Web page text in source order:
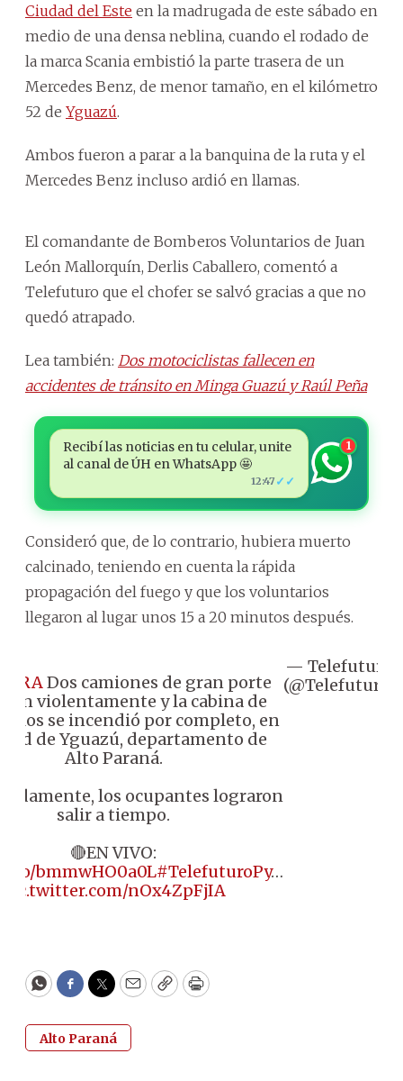
Ciudad del Este en la madrugada de este sábado en
medio de una densa neblina, cuando el rodado de
la marca Scania embistió la parte trasera de un
Mercedes Benz, de menor tamaño, en el kilómetro
52 de Yguazú.
Ambos fueron a parar a la banquina de la ruta y el
Mercedes Benz incluso ardió en llamas.
El comandante de Bomberos Voluntarios de Juan
León Mallorquín, Derlis Caballero, comentó a
Telefuturo que el chofer se salvó gracias a que no
quedó atrapado.
Lea también: Dos motociclistas fallecen en
accidentes de tránsito en Minga Guazú y Raúl Peña
Recibí las noticias en tu celular, unite
al canal de ÚH en WhatsApp 🤩
12:47 ✓✓
1
Consideró que, de lo contrario, hubiera muerto
calcinado, teniendo en cuenta la rápida
propagación del fuego y que los voluntarios
llegaron al lugar unos 15 a 20 minutos después.
Dos camiones de gran porte
violentamente y la cabina de
ellos se incendió por completo, en
de Yguazú, departamento de
Alto Paraná.
los ocupantes lograron
salir a tiempo.
🔴EN VIVO:
bmmwHO0a0L#TelefuturoPy…
pic.twitter.com/nOx4ZpFjIA
— Telefuturo
(@Telefuturo)
WhatsApp
Facebook
Twitter
EmailCopyPrint
Alto Paraná